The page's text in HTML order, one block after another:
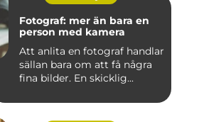
Fotograf: mer än bara en
person med kamera
Att anlita en fotograf handlar
sällan bara om att få några
fina bilder. En skicklig...